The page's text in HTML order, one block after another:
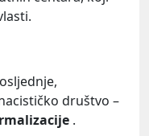
društvo –
.